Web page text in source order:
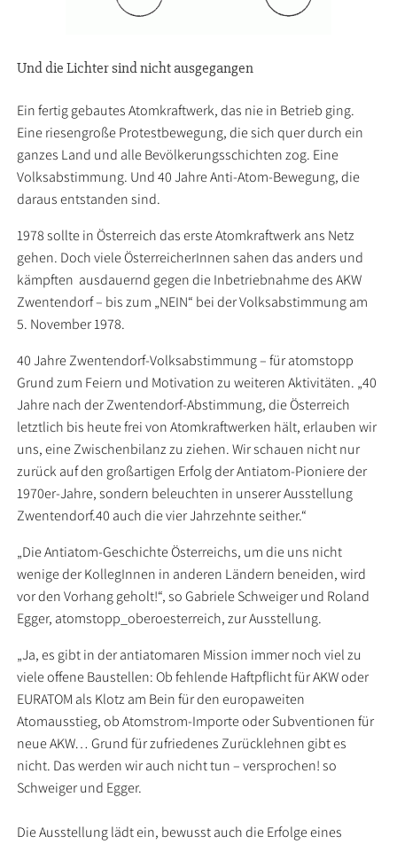
Und die Lichter sind nicht ausgegangen
Ein fertig gebautes Atomkraftwerk, das nie in Betrieb ging.
Eine riesengroße Protestbewegung, die sich quer durch ein
ganzes Land und alle Bevölkerungsschichten zog. Eine
Volksabstimmung. Und 40 Jahre Anti-Atom-Bewegung, die
daraus entstanden sind.
1978 sollte in Österreich das erste Atomkraftwerk ans Netz
gehen. Doch viele ÖsterreicherInnen sahen das anders und
kämpften ausdauernd gegen die Inbetriebnahme des AKW
Zwentendorf – bis zum „NEIN“ bei der Volksabstimmung am
5. November 1978.
40 Jahre Zwentendorf-Volksabstimmung – für atomstopp
Grund zum Feiern und Motivation zu weiteren Aktivitäten. „40
Jahre nach der Zwentendorf-Abstimmung, die Österreich
letztlich bis heute frei von Atomkraftwerken hält, erlauben wir
uns, eine Zwischenbilanz zu ziehen. Wir schauen nicht nur
zurück auf den großartigen Erfolg der Antiatom-Pioniere der
1970er-Jahre, sondern beleuchten in unserer Ausstellung
Zwentendorf.40 auch die vier Jahrzehnte seither.“
„Die Antiatom-Geschichte Österreichs, um die uns nicht
wenige der KollegInnen in anderen Ländern beneiden, wird
vor den Vorhang geholt!“, so Gabriele Schweiger und Roland
Egger, atomstopp_oberoesterreich, zur Ausstellung.
„Ja, es gibt in der antiatomaren Mission immer noch viel zu
viele offene Baustellen: Ob fehlende Haftpflicht für AKW oder
EURATOM als Klotz am Bein für den europaweiten
Atomausstieg, ob Atomstrom-Importe oder Subventionen für
neue AKW… Grund für zufriedenes Zurücklehnen gibt es
nicht. Das werden wir auch nicht tun – versprochen! so
Schweiger und Egger.
Die Ausstellung lädt ein, bewusst auch die Erfolge eines